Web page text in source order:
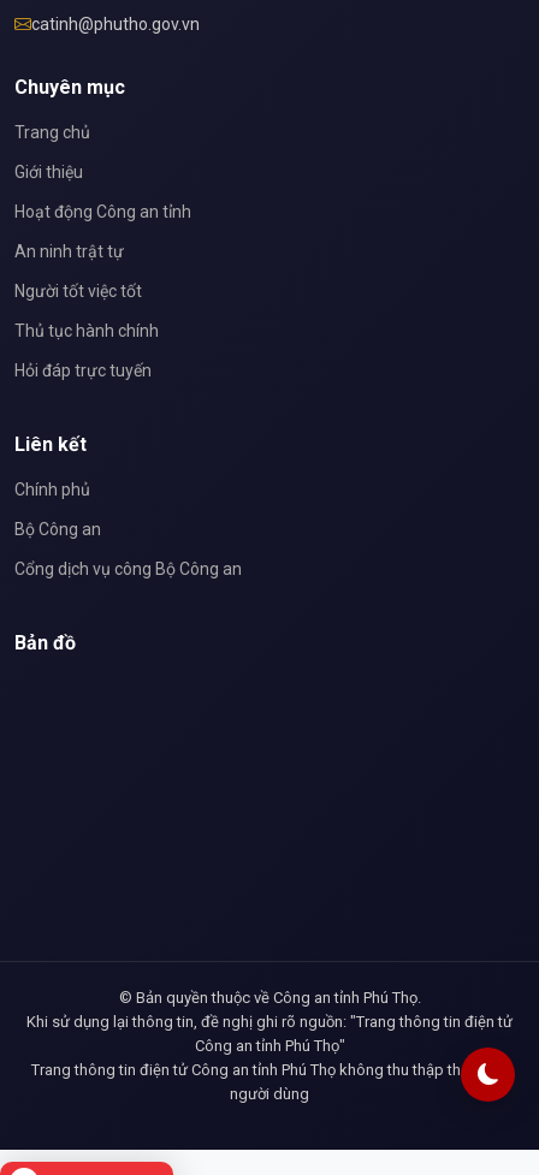
catinh@phutho.gov.vn
Chuyên mục
Trang chủ
Giới thiệu
Hoạt động Công an tỉnh
An ninh trật tự
Người tốt việc tốt
Thủ tục hành chính
Hỏi đáp trực tuyến
Liên kết
Chính phủ
Bộ Công an
Cổng dịch vụ công Bộ Công an
Bản đồ
© Bản quyền thuộc về Công an tỉnh Phú Thọ.
Khi sử dụng lại thông tin, đề nghị ghi rõ nguồn: "Trang thông tin điện tử
Công an tỉnh Phú Thọ"
Trang thông tin điện tử Công an tỉnh Phú Thọ không thu thập thông tin
người dùng